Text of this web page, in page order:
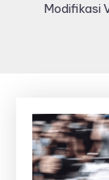
Modifikasi